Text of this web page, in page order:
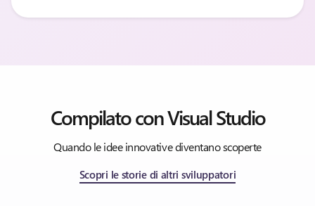
Compilato con Visual Studio
Quando le idee innovative diventano scoperte
Scopri le storie di altri sviluppatori